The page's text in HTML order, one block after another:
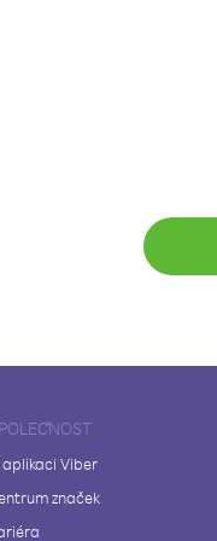
aplikaci Viber
značek